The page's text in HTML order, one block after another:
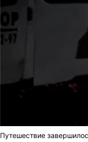
Путешествие